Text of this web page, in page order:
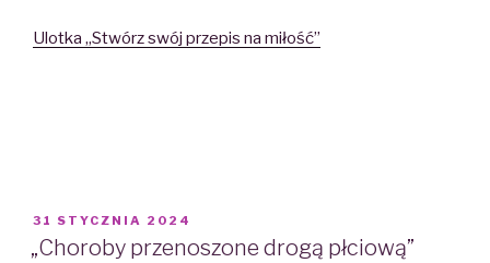
Ulotka „Stwórz swój przepis na miłość”
POSTED
ON
31 STYCZNIA 2024
„Choroby przenoszone drogą płciową”